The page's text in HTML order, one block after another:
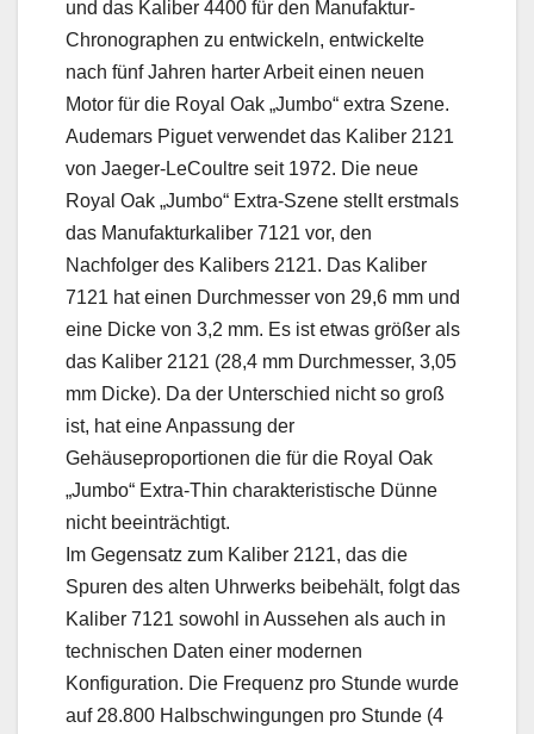
und das Kaliber 4400 für den Manufaktur-
Chronographen zu entwickeln, entwickelte
nach fünf Jahren harter Arbeit einen neuen
Motor für die Royal Oak „Jumbo“ extra Szene.
Audemars Piguet verwendet das Kaliber 2121
von Jaeger-LeCoultre seit 1972. Die neue
Royal Oak „Jumbo“ Extra-Szene stellt erstmals
das Manufakturkaliber 7121 vor, den
Nachfolger des Kalibers 2121. Das Kaliber
7121 hat einen Durchmesser von 29,6 mm und
eine Dicke von 3,2 mm. Es ist etwas größer als
das Kaliber 2121 (28,4 mm Durchmesser, 3,05
mm Dicke). Da der Unterschied nicht so groß
ist, hat eine Anpassung der
Gehäuseproportionen die für die Royal Oak
„Jumbo“ Extra-Thin charakteristische Dünne
nicht beeinträchtigt.
Im Gegensatz zum Kaliber 2121, das die
Spuren des alten Uhrwerks beibehält, folgt das
Kaliber 7121 sowohl in Aussehen als auch in
technischen Daten einer modernen
Konfiguration. Die Frequenz pro Stunde wurde
auf 28.800 Halbschwingungen pro Stunde (4